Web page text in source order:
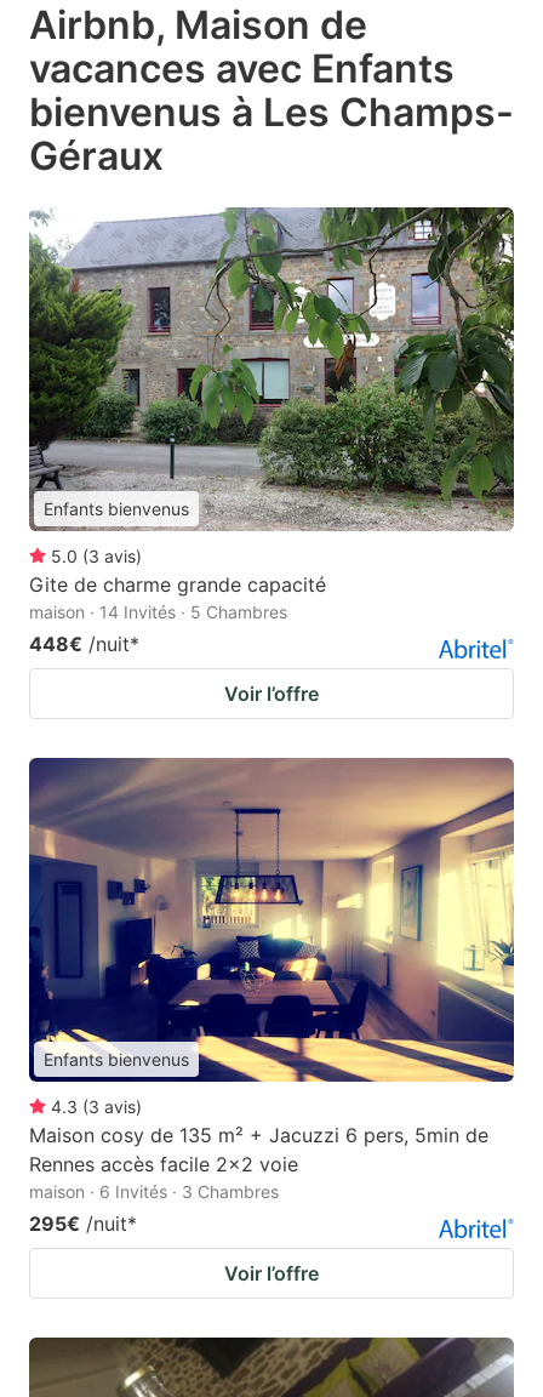
Airbnb, Maison de
vacances avec Enfants
bienvenus à Les Champs-
Géraux
Enfants bienvenus
5.0 (3 avis)
Gite de charme grande capacité
maison · 14 Invités · 5 Chambres
448€ /nuit*
Voir l’offre
Enfants bienvenus
4.3 (3 avis)
Maison cosy de 135 m² + Jacuzzi 6 pers, 5min de
Rennes accès facile 2x2 voie
maison · 6 Invités · 3 Chambres
295€ /nuit*
Voir l’offre